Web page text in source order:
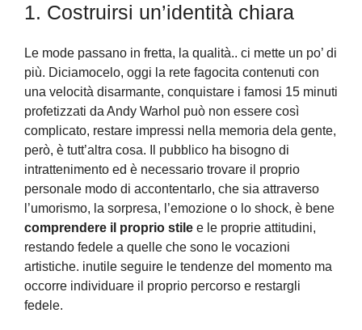
1. Costruirsi un’identità chiara
Le mode passano in fretta, la qualità.. ci mette un po’ di
più. Diciamocelo, oggi la rete fagocita contenuti con
una velocità disarmante, conquistare i famosi 15 minuti
profetizzati da Andy Warhol può non essere così
complicato, restare impressi nella memoria dela gente,
però, è tutt’altra cosa. Il pubblico ha bisogno di
intrattenimento ed è necessario trovare il proprio
personale modo di accontentarlo, che sia attraverso
l’umorismo, la sorpresa, l’emozione o lo shock, è bene
comprendere il proprio stile e le proprie attitudini,
restando fedele a quelle che sono le vocazioni
artistiche. inutile seguire le tendenze del momento ma
occorre individuare il proprio percorso e restargli
fedele.